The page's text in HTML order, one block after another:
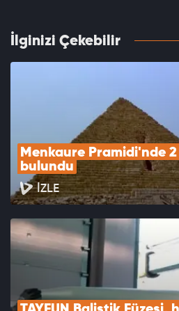
İlginizi Çekebilir
Menkaure Pramidi'nde
bulundu
İZLE